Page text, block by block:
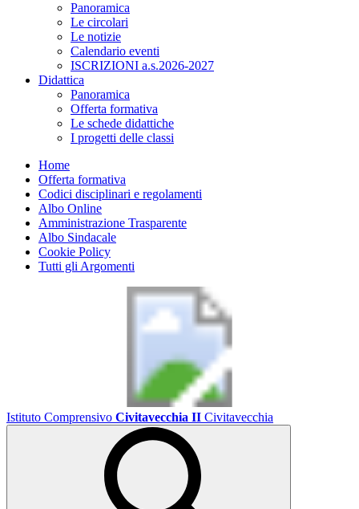
Panoramica
Le circolari
Le notizie
Calendario eventi
ISCRIZIONI a.s.2026-2027
Didattica
Panoramica
Offerta formativa
Le schede didattiche
I progetti delle classi
Home
Offerta formativa
Codici disciplinari e regolamenti
Albo Online
Amministrazione Trasparente
Albo Sindacale
Cookie Policy
Tutti gli Argomenti
Istituto Comprensivo Civitavecchia II Civitavecchia